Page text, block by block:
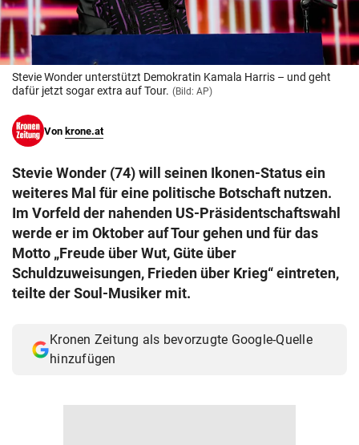
© Krone Multimedia GmbH & Co KG 2026
Muthgasse 2, 1190 Wien
Stevie Wonder unterstützt Demokratin Kamala Harris – und geht
dafür jetzt sogar extra auf Tour. (Bild: AP)
Von krone.at
Stevie Wonder (74) will seinen Ikonen-Status ein
weiteres Mal für eine politische Botschaft nutzen.
Im Vorfeld der nahenden US-Präsidentschaftswahl
werde er im Oktober auf Tour gehen und für das
Motto „Freude über Wut, Güte über
Schuldzuweisungen, Frieden über Krieg“ eintreten,
teilte der Soul-Musiker mit.
Kronen Zeitung als bevorzugte Google-Quelle
hinzufügen